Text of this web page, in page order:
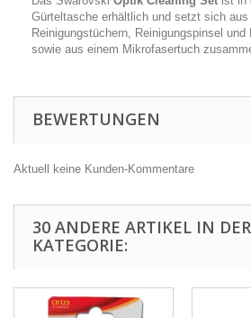
Gürteltasche erhältlich und setzt sich
Reinigungstüchern, Reinigungspinsel
sowie aus einem Mikrofasertuch
BEWERTUNGEN
Aktuell keine Kunden-Kommentare
30 ANDERE ARTIKEL IN
KATEGORIE: